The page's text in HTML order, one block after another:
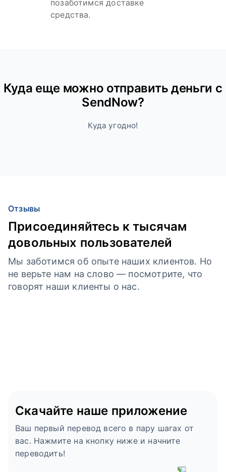
позаботимся доставке
средства.
Куда ещe можно отправить деньги с
SendNow?
Куда угодно!
Отзывы
Присоединяйтесь к тысячам
довольных пользователей
Мы заботимся об опыте наших клиентов. Но
не верьте нам на слово — посмотрите, что
говорят наши клиенты о нас.
Скачайте наше приложение
Ваш первый перевод всего в пару шагах от
вас. Нажмите на кнопку ниже и начните
переводить!